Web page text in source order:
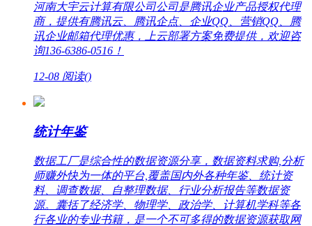
河南大宇云计算有限公司公司是腾讯企业产品授权代理
商，提供有腾讯云、腾讯企点、企业QQ、营销QQ、腾
讯企业邮箱代理优惠，上云部署方案免费提供，欢迎咨
询136-6386-0516！
12-08 阅读()
统计年鉴
数据工厂是综合性的数据资源分享，数据资料求购,分析
师赚外快为一体的平台,覆盖国内外各种年鉴、统计资
料、调查数据、自整理数据、行业分析报告等数据资
源。囊括了经济学、物理学、政治学、计算机学科等各
行各业的专业书籍，是一个不可多得的数据资源获取网